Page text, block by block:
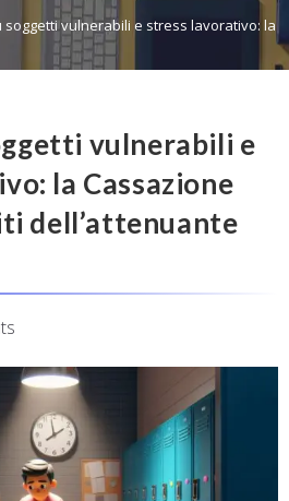
soggetti vulnerabili e stress lavorativo: la
vulnerabili e
la Cassazione
dell’attenuante